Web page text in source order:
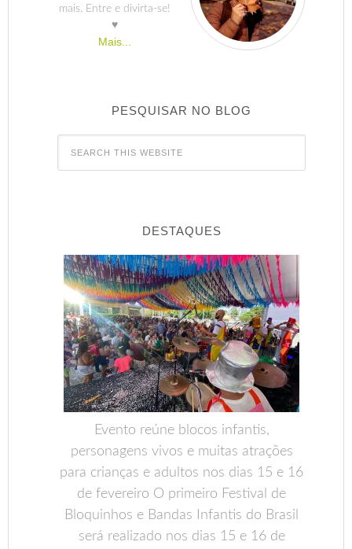
mais. Entre e divirta-se!
♥
Mais...
PESQUISAR NO BLOG
DESTAQUES
Evento reúne blocos infantis,
personagens vivos e muitas atrações
para crianças e adultos nos dias 15 e 16
de fevereiro O primeiro Festival de
Bloquinhos e Bandas Infantis do Brasil
será realizado nos dias 15 e 16 de